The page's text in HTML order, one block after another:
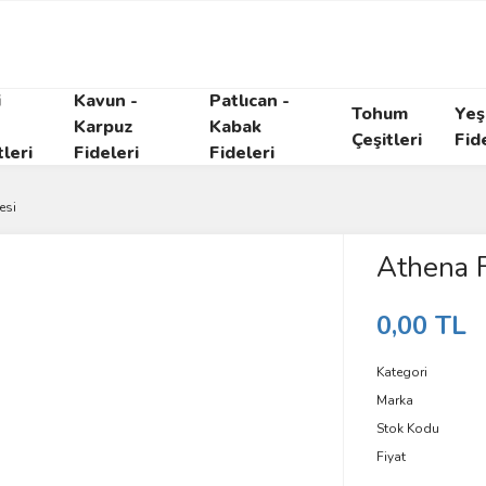
Kavun -
Karpuz
Fideleri
Patlıcan -
Kabak
Fideleri
Tohum
Çeşitleri
Athena
0,00 TL
Kategori
Marka
Stok Kodu
Fiyat